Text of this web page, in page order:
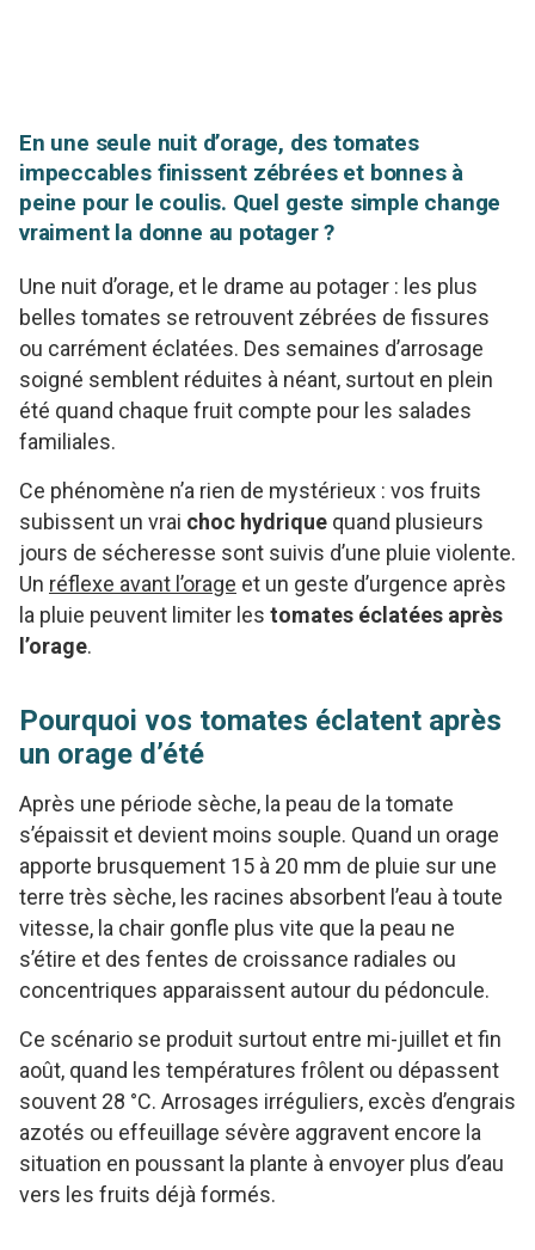
En une seule nuit d’orage, des tomates
impeccables finissent zébrées et bonnes à
peine pour le coulis. Quel geste simple change
vraiment la donne au potager ?
Une nuit d’orage, et le drame au potager : les plus
belles tomates se retrouvent zébrées de fissures
ou carrément éclatées. Des semaines d’arrosage
soigné semblent réduites à néant, surtout en plein
été quand chaque fruit compte pour les salades
familiales.
Ce phénomène n’a rien de mystérieux : vos fruits
subissent un vrai choc hydrique quand plusieurs
jours de sécheresse sont suivis d’une pluie violente.
Un réflexe avant l’orage et un geste d’urgence après
la pluie peuvent limiter les tomates éclatées après
l’orage.
Pourquoi vos tomates éclatent après
un orage d’été
Après une période sèche, la peau de la tomate
s’épaissit et devient moins souple. Quand un orage
apporte brusquement 15 à 20 mm de pluie sur une
terre très sèche, les racines absorbent l’eau à toute
vitesse, la chair gonfle plus vite que la peau ne
s’étire et des fentes de croissance radiales ou
concentriques apparaissent autour du pédoncule.
Ce scénario se produit surtout entre mi-juillet et fin
août, quand les températures frôlent ou dépassent
souvent 28 °C. Arrosages irréguliers, excès d’engrais
azotés ou effeuillage sévère aggravent encore la
situation en poussant la plante à envoyer plus d’eau
vers les fruits déjà formés.